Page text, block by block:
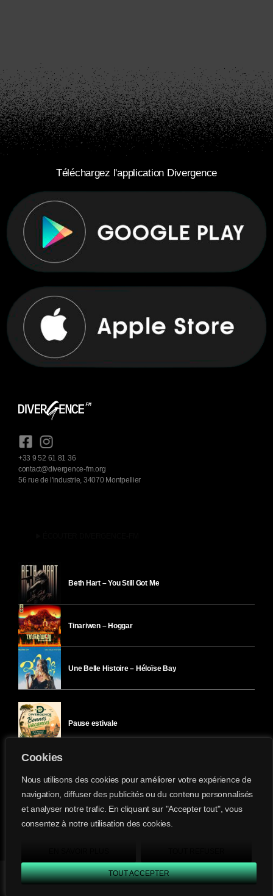
Cookies
Nous utilisons des cookies pour améliorer votre expérience de
navigation, diffuser des publicités ou du contenu personnalisés
et analyser notre trafic. En cliquant sur "Accepter tout", vous
consentez à notre utilisation des cookies.
TOUT ACCEPTER
play_arrow Divergence FM keyboard_arrow_right
Téléchargez l'application Divergence
+33 9 52 61 81 36
contact@divergence-fm.org
56 rue de l'industrie, 34070 Montpellier
Beth Hart – You Still Got Me
Tinariwen – Hoggar
Une Belle Histoire – Héloïse Bay
Pause estivale
Ici l’Ombre – mardi 28 juillet